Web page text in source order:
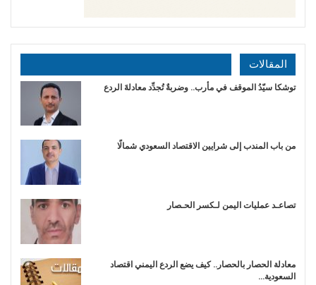
المقالات
توشكا سيّدُ الموقف في مأرب.. وضربةٌ تُجدِّد معادلةَ الردع
من باب المندب إلى شرايين الاقتصاد السعودي شمالًا
تصاعـد عمليات اليمن لـكسر الحـصار
معادلة الحصار بالحصار.. كيف يضع الردع اليمني اقتصاد
السعودية…